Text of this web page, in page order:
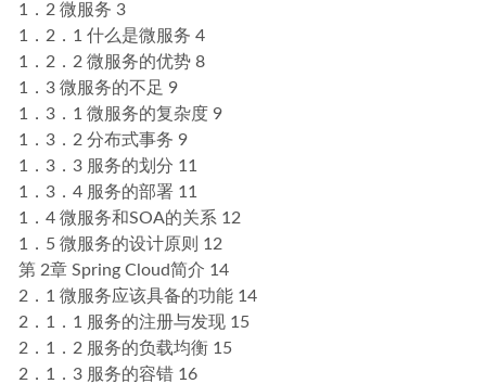
1．2 微服务 3
1．2．1 什么是微服务 4
1．2．2 微服务的优势 8
1．3 微服务的不足 9
1．3．1 微服务的复杂度 9
1．3．2 分布式事务 9
1．3．3 服务的划分 11
1．3．4 服务的部署 11
1．4 微服务和SOA的关系 12
1．5 微服务的设计原则 12
第 2章 Spring Cloud简介 14
2．1 微服务应该具备的功能 14
2．1．1 服务的注册与发现 15
2．1．2 服务的负载均衡 15
2．1．3 服务的容错 16